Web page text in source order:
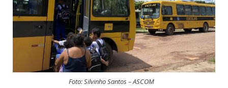
Foto: Silvinho Santos – ASCOM